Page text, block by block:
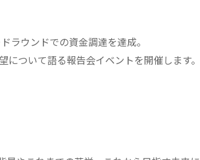
ラウンドでの資金調達を達成。
ついて語る報告会イベントを開催します。